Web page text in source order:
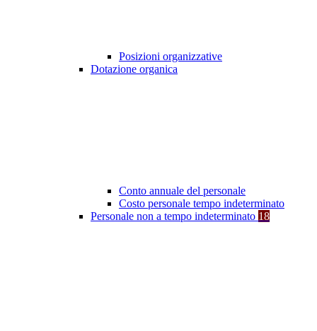
Posizioni organizzative
Dotazione organica
Conto annuale del personale
Costo personale tempo indeterminato
Personale non a tempo indeterminato 18